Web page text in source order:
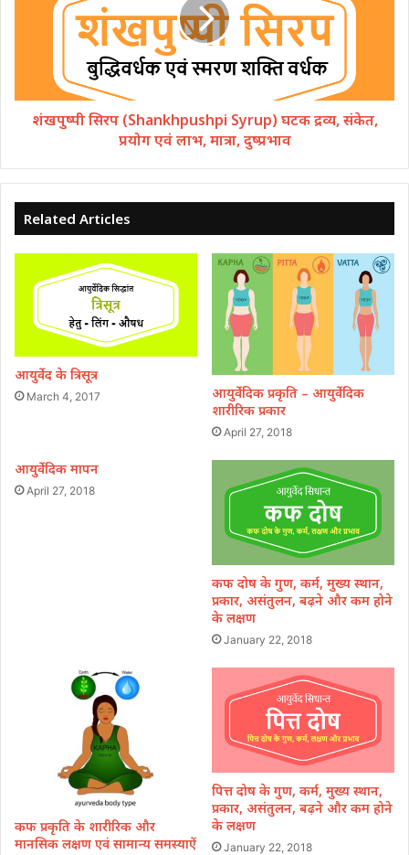
शंखपुष्पी सिरप (Shankhpushpi Syrup) घटक द्रव्य, संकेत,
प्रयोग एवं लाभ, मात्रा, दुष्प्रभाव
Related Articles
आयुर्वेद के त्रिसूत्र
March 4, 2017
आयुर्वेदिक प्रकृति – आयुर्वेदिक
शारीरिक प्रकार
April 27, 2018
आयुर्वेदिक मापन
April 27, 2018
कफ दोष के गुण, कर्म, मुख्य स्थान,
प्रकार, असंतुलन, बढ़ने और कम होने
के लक्षण
January 22, 2018
कफ प्रकृति के शारीरिक और
मानसिक लक्षण एवं सामान्य समस्याऐं
पित्त दोष के गुण, कर्म, मुख्य स्थान,
प्रकार, असंतुलन, बढ़ने और कम होने
के लक्षण
January 22, 2018